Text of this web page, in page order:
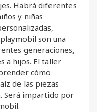
Habrá diferentes
y niñas
son una
generaciones,
a hijos. El taller
cómo
de las piezas
Será impartido por